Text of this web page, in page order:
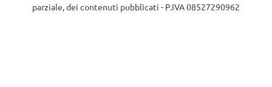
parziale, dei contenuti pubblicati - P.IVA 08527290962